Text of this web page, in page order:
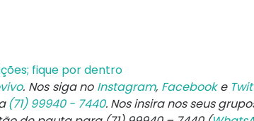
fique por dentro
. Nos siga no Instagram, Facebooke
(71) 99940 - 7440. Nos insira nos seus